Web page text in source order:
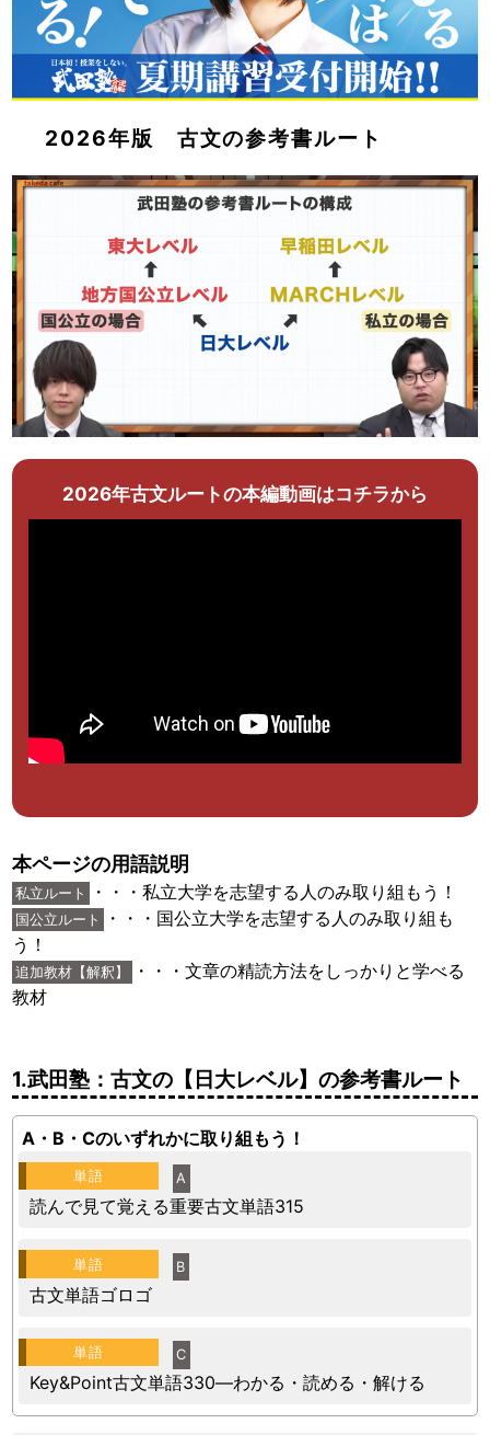
2026年版 古文の参考書ルート
2026年古文ルートの本編動画はコチラから
本ページの用語説明
私立ルート ・・・私立大学を志望する人のみ取り組もう！
国公立ルート
・・・国公立大学を志望する人のみ取り組も
う！
追加教材【解釈】
・・・文章の精読方法をしっかりと学べる
教材
1.武田塾：古文の【日大レベル】の参考書ルート
A・B・Cのいずれかに取り組もう！
単語 A
読んで見て覚える重要古文単語315
単語 B
古文単語ゴロゴ
単語 C
Key&Point古文単語330―わかる・読める・解ける